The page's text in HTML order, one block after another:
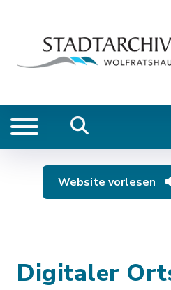
Website vorlesen
Digitaler